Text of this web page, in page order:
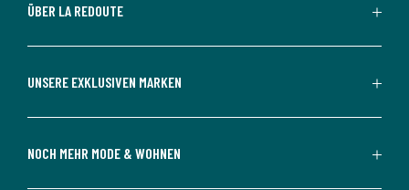
ÜBER LA REDOUTE
UNSERE EXKLUSIVEN MARKEN
NOCH MEHR MODE & WOHNEN